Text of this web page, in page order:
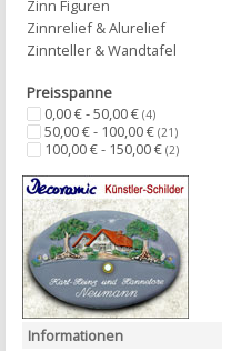
Zinn Figuren
Zinnrelief & Alurelief
Zinnteller & Wandtafel
Preisspanne
0,00 € - 50,00 € (4)
50,00 € - 100,00 € (21)
100,00 € - 150,00 € (2)
Informationen